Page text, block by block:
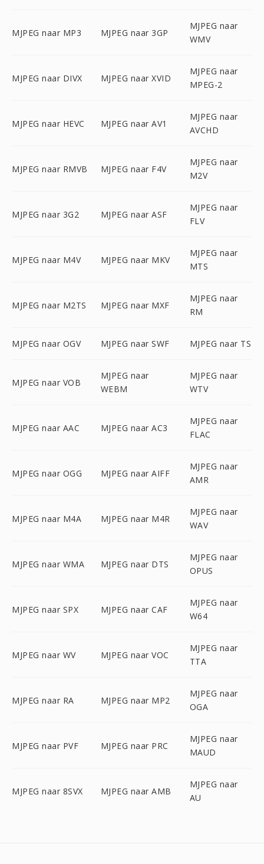
MJPEG naar MP3 MJPEG naar 3GP
MJPEG naar
WMV
MJPEG naar DIVX MJPEG naar XVID
MJPEG naar
MPEG-2
MJPEG naar HEVC MJPEG naar AV1
MJPEG naar
AVCHD
MJPEG naar RMVB MJPEG naar F4V
MJPEG naar
M2V
MJPEG naar 3G2 MJPEG naar ASF
MJPEG naar
FLV
MJPEG naar M4V MJPEG naar MKV
MJPEG naar
MTS
MJPEG naar M2TS MJPEG naar MXF
MJPEG naar
RM
MJPEG naar OGV MJPEG naar SWF MJPEG naar TS
MJPEG naar VOB
MJPEG naar
WEBM
MJPEG naar
WTV
MJPEG naar AAC MJPEG naar AC3
MJPEG naar
FLAC
MJPEG naar OGG MJPEG naar AIFF
MJPEG naar
AMR
MJPEG naar M4A MJPEG naar M4R
MJPEG naar
WAV
MJPEG naar WMA MJPEG naar DTS
MJPEG naar
OPUS
MJPEG naar SPX MJPEG naar CAF
MJPEG naar
W64
MJPEG naar WV MJPEG naar VOC
MJPEG naar
TTA
MJPEG naar RA MJPEG naar MP2
MJPEG naar
OGA
MJPEG naar PVF MJPEG naar PRC
MJPEG naar
MAUD
MJPEG naar 8SVX MJPEG naar AMB
MJPEG naar
AU